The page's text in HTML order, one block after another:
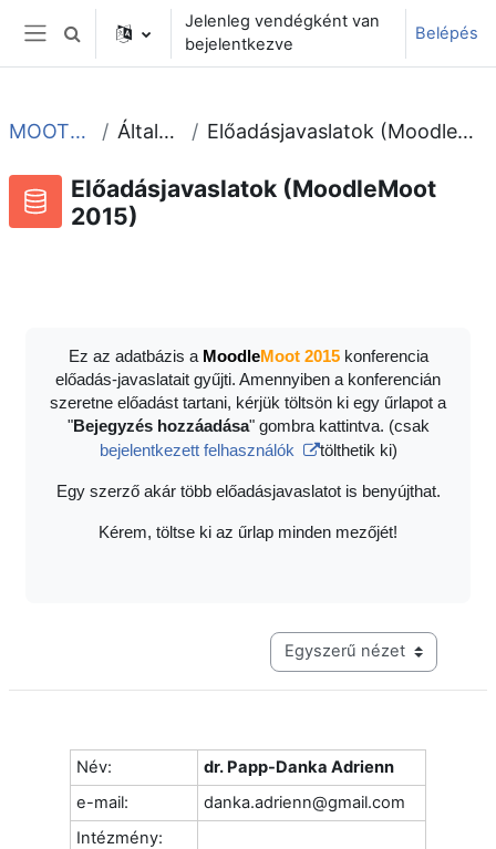
Tovább a fő tartalomhoz
Oldalpanel
Keresési bemeneti adatok váltása
Jelenleg vendégként van
bejelentkezve
Belépés
MOOT2015 Általános Előadásjavaslatok (MoodleMoot 2015)
Előadásjavaslatok (MoodleMoot
2015)
Ez az adatbázis a MoodleMoot 2015konferencia
előadás-javaslatait gyűjti. Amennyiben a konferencián
szeretne előadást tartani, kérjük töltsön ki egy űrlapot a
"Bejegyzés hozzáadása" gombra kattintva. (csak
bejelentkezett felhasználók
tölthetik ki)
Egy szerző akár több előadásjavaslatot is benyújthat.
Kérem, töltse ki az űrlap minden mezőjét!
Harmadik szintű navigáció
Név:
dr. Papp-Danka Adrienn
e-mail:
danka.adrienn@gmail.com
Intézmény: